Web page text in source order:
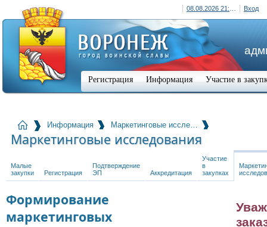
Вход
Регистрация Информация Участие в
Информация Маркетинговые иссле…
Маркетинговые исследования
Малые
закупки
Регистрация
Подтверждение
ЭП
Аккредитация
Участие
в
закупках
Формирование
маркетинговых